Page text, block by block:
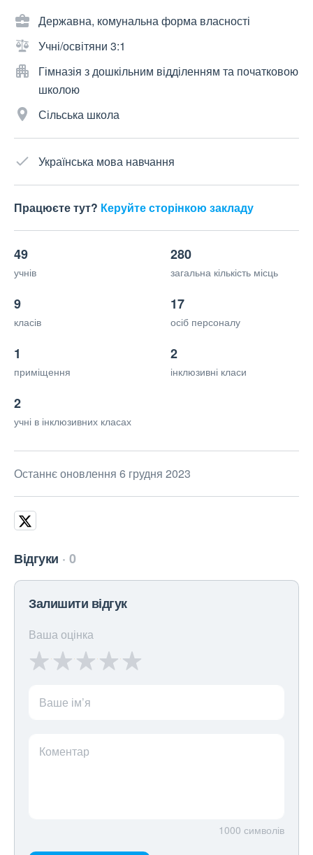
Державна, комунальна форма власності
Учні/освітяни 3:1
Гімназія з дошкільним відділенням та початковою
школою
Сільська школа
Українська мова навчання
Працюєте тут? Керуйте сторінкою закладу
49
учнів
280
загальна кількість місць
9
класів
17
осіб персоналу
1
приміщення
2
інклюзивні класи
2
учні в інклюзивних класах
Останнє оновлення 6 грудня 2023
Відгуки 0
Залишити відгук
Ваша оцінка
Ваше ім’я
Коментар
1000 символів